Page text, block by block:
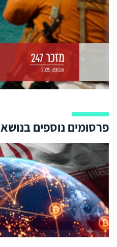
פרסומים נוספים בנושא